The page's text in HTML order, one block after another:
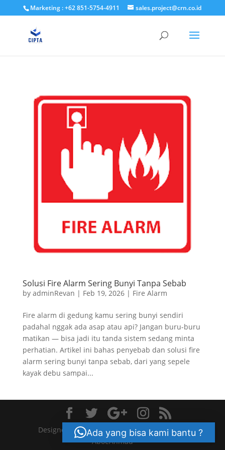
Marketing : +62 851-5754-4911 sales.project@crn.co.id
Solusi Fire Alarm Sering Bunyi Tanpa Sebab
by adminRevan | Feb 19, 2026| Fire Alarm
Fire alarm di gedung kamu sering bunyi sendiri
padahal nggak ada asap atau api? Jangan buru-buru
matikan — bisa jadi itu tanda sistem sedang minta
perhatian. Artikel ini bahas penyebab dan solusi fire
alarm sering bunyi tanpa sebab, dari yang sepele
kayak debu sampai...
Designed by crn.co.id Themes | Powered by
AboeAhmad
Ada yang bisa kami bantu ?